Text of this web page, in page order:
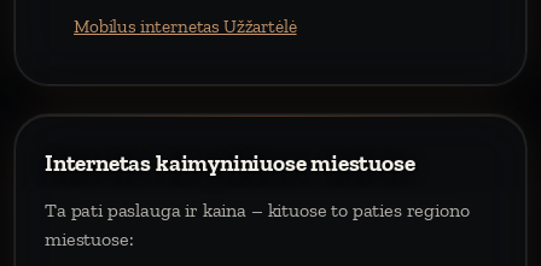
Mobilus internetas Užžartėlė
Internetas kaimyniniuose miestuose
Ta pati paslauga ir kaina – kituose to paties regiono
miestuose: